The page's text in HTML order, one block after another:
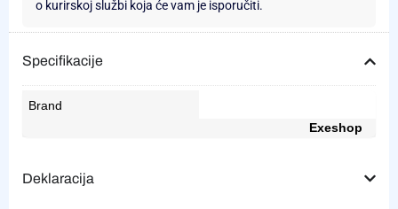
o kurirskoj službi koja će vam je isporučiti.
Specifikacije
Brand
Exeshop
Deklaracija